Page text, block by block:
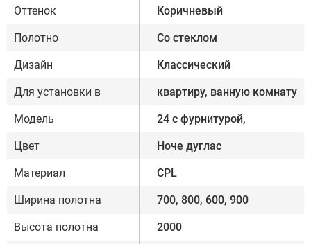
Оттенок Коричневый
Полотно Со стеклом
Дизайн Классический
Для установки в квартиру, ванную комнату
Модель 24 с фурнитурой,
Цвет Ноче дуглас
Материал CPL
Ширина полотна 700, 800, 600, 900
Высота полотна 2000